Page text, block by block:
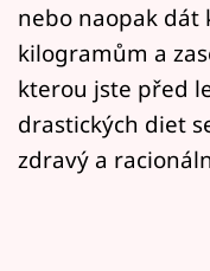
Mámy sobě
Přihlášení
Sledujte nás
nebo naopak dát
kilogramům a
kterou jste před
drastických diet
zdravý a